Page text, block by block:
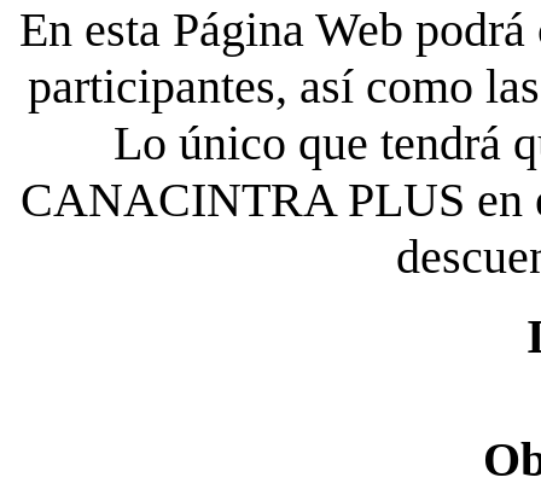
En esta Página Web
participantes, así como
Lo único que tendrá
CANACINTRA PLUS en